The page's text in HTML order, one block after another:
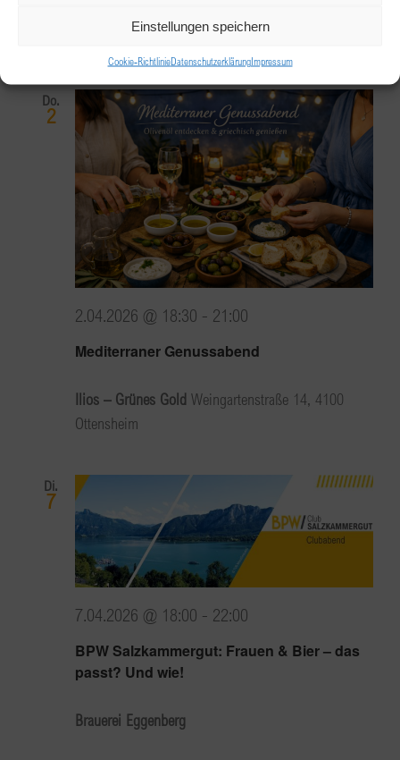
Einstellungen speichern
Cookie-RichtlinieDatenschutzerklärungImpressum
Do.
2
Mediterraner Genussabend
2.04.2026 @ 18:30 - 21:00
Ilios – Grünes Gold Weingartenstraße 14, 4100
Ottensheim
Di.
7
BPW Salzkammergut: Frauen & Bier – das
passt? Und wie!
7.04.2026 @ 18:00 - 22:00
Brauerei Eggenberg